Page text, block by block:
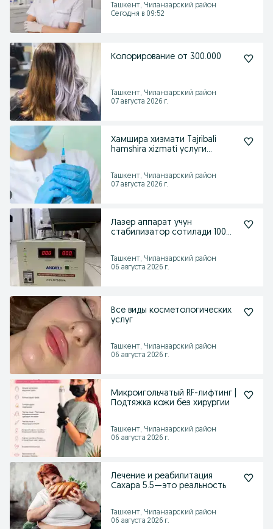
Ташкент, Чиланзарский район
Сегодня в 09:52
Колорирование от 300.000
Ташкент, Чиланзарский район
07 августа 2026 г.
Хамшира хизмати Tajribali
hamshira xizmati услуги
Ташкент, Чиланзарский район
07 августа 2026 г.
Лазер аппарат учун
стабилизатор сотилади 100
Ташкент, Чиланзарский район
06 августа 2026 г.
Все виды косметологических
услуг
Ташкент, Чиланзарский район
06 августа 2026 г.
Микроигольчатый RF-лифтинг |
Подтяжка кожи без хирургии
Ташкент, Чиланзарский район
06 августа 2026 г.
Лечение и реабилитация
Сахара 5.5—это реальность
Ташкент, Чиланзарский район
06 августа 2026 г.